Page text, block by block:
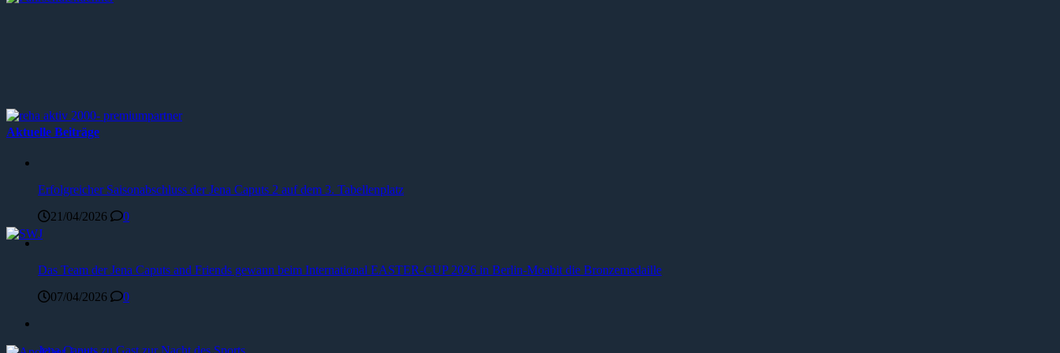
Aktuelle Beiträge
Erfolgreicher Saisonabschluss der Jena Caputs 2 auf dem 3. Tabellenplatz
21/04/2026
0
Das Team der Jena Caputs and Friends gewann beim International EASTER-CUP 2026 in Berlin-Moabit die Bronzemedaille
07/04/2026
0